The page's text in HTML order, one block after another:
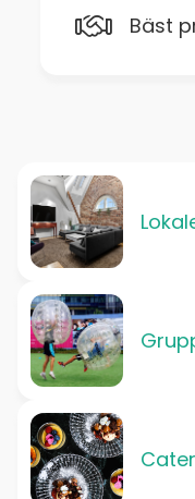
Bäst